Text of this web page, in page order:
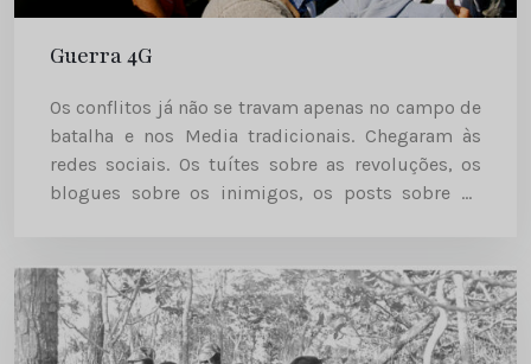
Guerra 4G
Os conflitos já não se travam apenas no campo de
batalha e nos Media tradicionais. Chegaram às
redes sociais. Os tuítes sobre as revoluções, os
blogues sobre os inimigos, os posts sobre os